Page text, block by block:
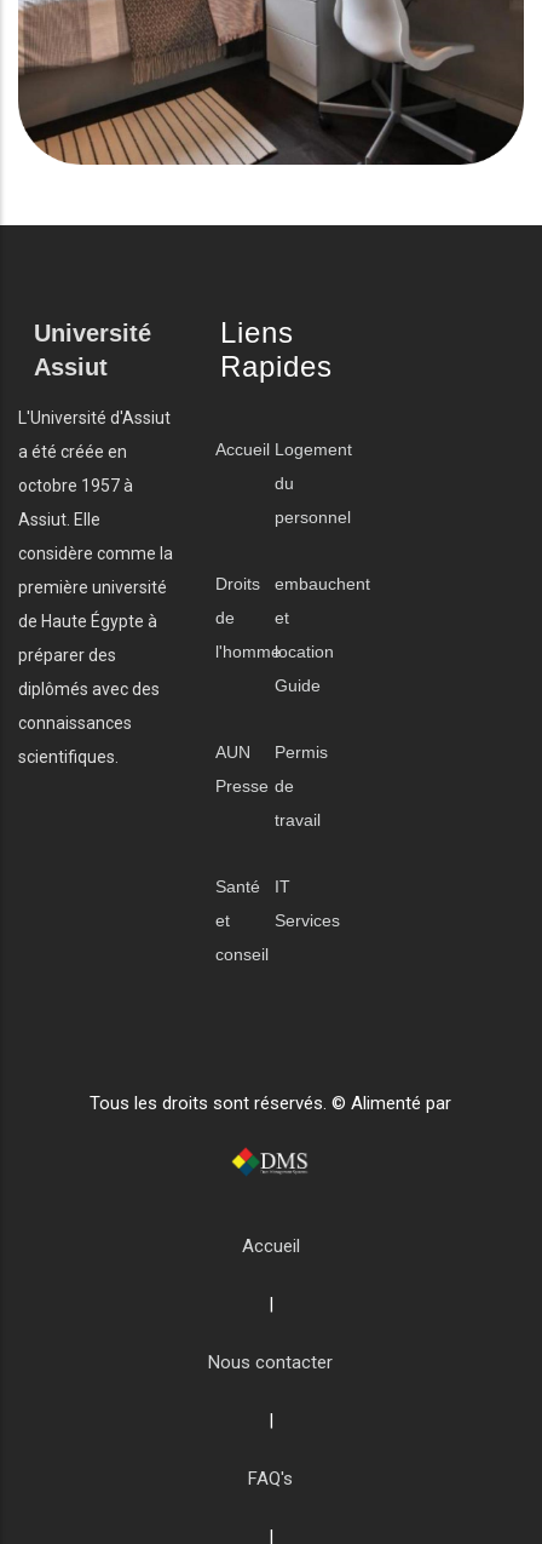
Université
Assiut
L'Université d'Assiut
a été créée en
octobre 1957 à
Assiut. Elle
considère comme la
première université
de Haute Égypte à
préparer des
diplômés avec des
connaissances
scientifiques.
Liens
Rapides
Accueil Logement
du
personnel
Droits
de
l'homme
embauchent
et
location
Guide
AUN
Presse
Permis
de
travail
Santé
et
conseil
IT
Services
Tous les droits sont réservés. © Alimenté par
Accueil
Nous contacter
FAQ's